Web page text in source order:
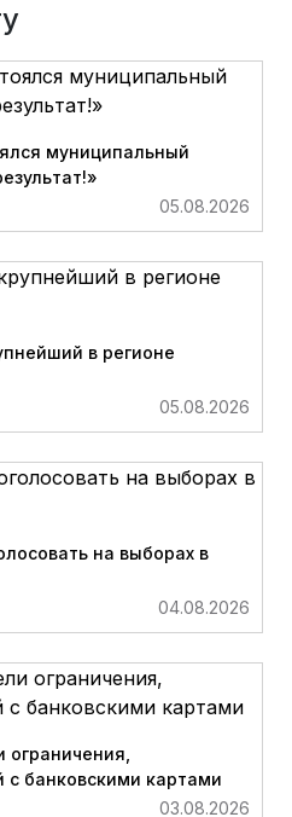
муниципальный
05.08.2026
в регионе
05.08.2026
на выборах в
04.08.2026
банковскими картами
03.08.2026